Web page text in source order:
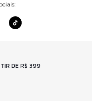
DE R$ 399